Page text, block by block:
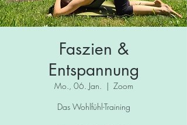
Faszien &
Entspannung
Mo., 06. Jan.
  |
Zoom
Das Wohlfühl-Training